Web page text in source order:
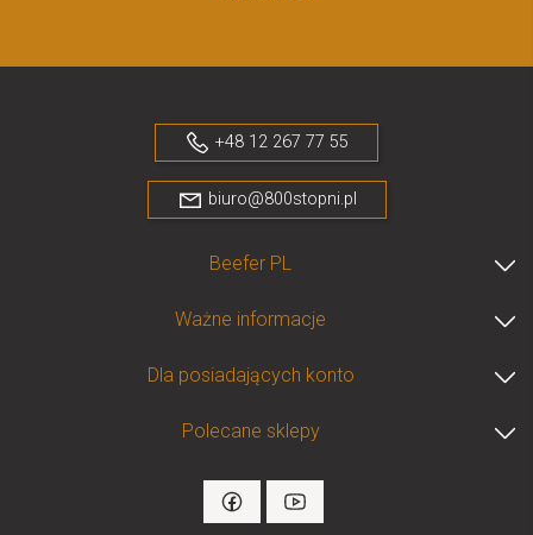
+48 12 267 77 55
biuro@800stopni.pl
Beefer PL
Ważne informacje
Dla posiadających konto
Polecane sklepy